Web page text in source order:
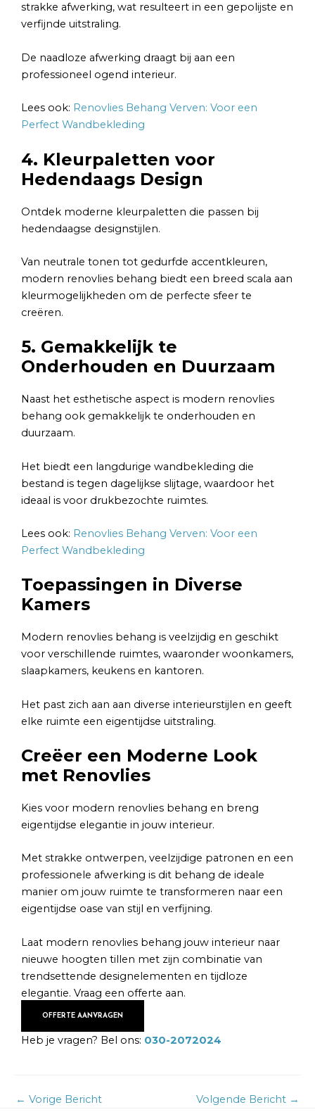
strakke afwerking, wat resulteert in een gepolijste en
verfijnde uitstraling.
De naadloze afwerking draagt bij aan een
professioneel ogend interieur.
Lees ook: Renovlies Behang Verven: Voor een
Perfect Wandbekleding
4. Kleurpaletten voor
Hedendaags Design
Ontdek moderne kleurpaletten die passen bij
hedendaagse designstijlen.
Van neutrale tonen tot gedurfde accentkleuren,
modern renovlies behang biedt een breed scala aan
kleurmogelijkheden om de perfecte sfeer te
creëren.
5. Gemakkelijk te
Onderhouden en Duurzaam
Naast het esthetische aspect is modern renovlies
behang ook gemakkelijk te onderhouden en
duurzaam.
Het biedt een langdurige wandbekleding die
bestand is tegen dagelijkse slijtage, waardoor het
ideaal is voor drukbezochte ruimtes.
Lees ook: Renovlies Behang Verven: Voor een
Perfect Wandbekleding
Toepassingen in Diverse
Kamers
Modern renovlies behang is veelzijdig en geschikt
voor verschillende ruimtes, waaronder woonkamers,
slaapkamers, keukens en kantoren.
Het past zich aan aan diverse interieurstijlen en geeft
elke ruimte een eigentijdse uitstraling.
Creëer een Moderne Look
met Renovlies
Kies voor modern renovlies behang en breng
eigentijdse elegantie in jouw interieur.
Met strakke ontwerpen, veelzijdige patronen en een
professionele afwerking is dit behang de ideale
manier om jouw ruimte te transformeren naar een
eigentijdse oase van stijl en verfijning.
Laat modern renovlies behang jouw interieur naar
nieuwe hoogten tillen met zijn combinatie van
trendsettende designelementen en tijdloze
elegantie. Vraag een offerte aan.
OFFERTE AANVRAGEN
Heb je vragen? Bel ons: 030-2072024
← Vorige Bericht Volgende Bericht →